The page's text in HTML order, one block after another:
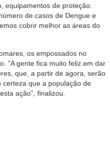
equipamentos de proteção.
de casos de Dengue e
cobrir melhor as áreas do
os empossados no
“A gente fica muito feliz em dar
que, a partir de agora, serão
certeza que a população de
ação”, finalizou.